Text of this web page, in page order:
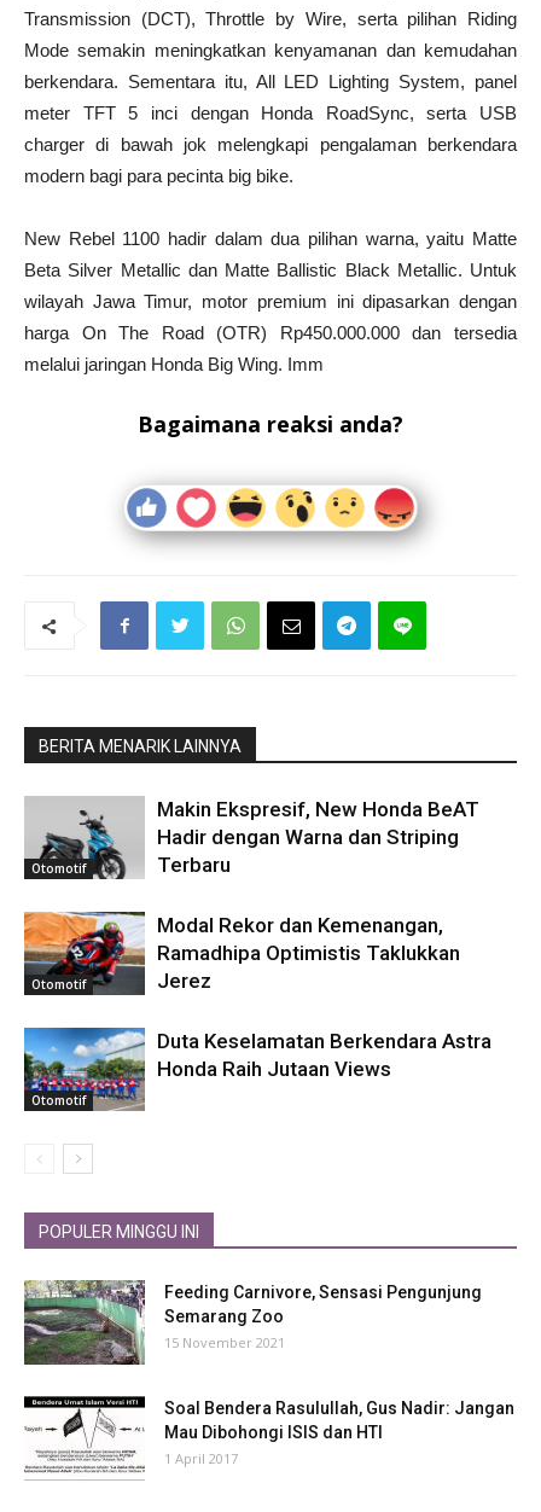
Transmission (DCT), Throttle by Wire, serta pilihan Riding
Mode semakin meningkatkan kenyamanan dan kemudahan
berkendara. Sementara itu, All LED Lighting System, panel
meter TFT 5 inci dengan Honda RoadSync, serta USB
charger di bawah jok melengkapi pengalaman berkendara
modern bagi para pecinta big bike.
New Rebel 1100 hadir dalam dua pilihan warna, yaitu Matte
Beta Silver Metallic dan Matte Ballistic Black Metallic. Untuk
wilayah Jawa Timur, motor premium ini dipasarkan dengan
harga On The Road (OTR) Rp450.000.000 dan tersedia
melalui jaringan Honda Big Wing. Imm
Bagaimana reaksi anda?
BERITA MENARIK LAINNYA
Otomotif
Makin Ekspresif, New Honda BeAT
Hadir dengan Warna dan Striping
Terbaru
Otomotif
Modal Rekor dan Kemenangan,
Ramadhipa Optimistis Taklukkan
Jerez
Otomotif
Duta Keselamatan Berkendara Astra
Honda Raih Jutaan Views
POPULER MINGGU INI
Feeding Carnivore, Sensasi Pengunjung
Semarang Zoo
15 November 2021
Soal Bendera Rasulullah, Gus Nadir: Jangan
Mau Dibohongi ISIS dan HTI
1 April 2017